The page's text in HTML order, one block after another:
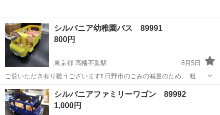
シルバニア幼稚園バス 89991
800円
東京都 高幡不動駅
8月5日
ご覧いただき有り難うございます❗️ 日野市のごみの減量のため、 粗大
ごみにしてしまうにはもったいない、まだまだ次の人が気持ちよく使
える、そのような品物を引取りきれいにして格安で販売しています。
【ご注意事項】 商品の購入を...
東京 日野市 高幡不動駅 ミニカー 幼稚園バス
シルバニアファミリーワゴン 89992
1,000円